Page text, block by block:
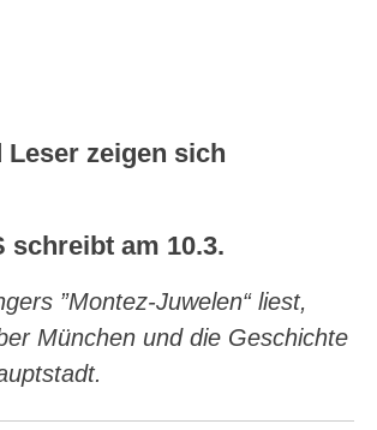
Leser zeigen sich
schreibt am 10.3.
”Montez-Juwelen“ liest,
München und die Geschichte